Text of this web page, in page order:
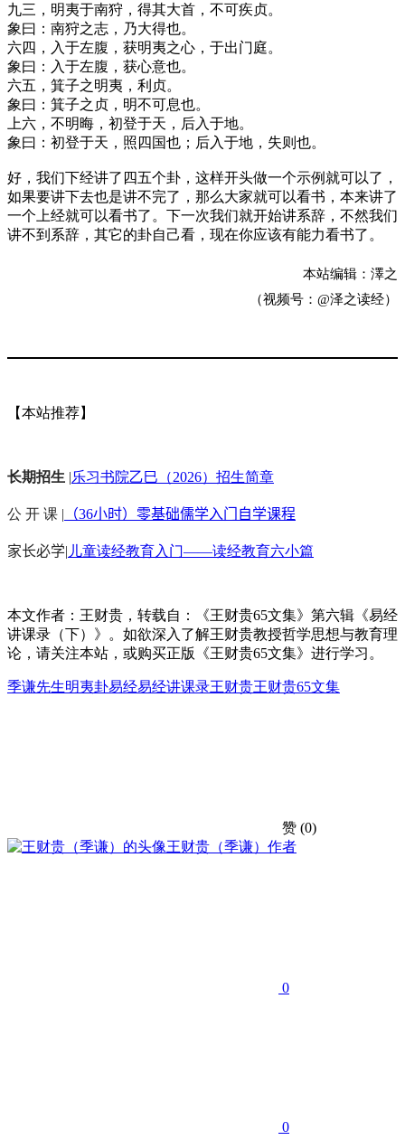
九三，明夷于南狩，得其大首，不可疾贞。
象曰：南狩之志，乃大得也。
六四，入于左腹，获明夷之心，于出门庭。
象曰：入于左腹，获心意也。
六五，箕子之明夷，利贞。
象曰：箕子之贞，明不可息也。
上六，不明晦，初登于天，后入于地。
象曰：初登于天，照四国也；后入于地，失则也。
好，我们下经讲了四五个卦，这样开头做一个示例就可以了，
如果要讲下去也是讲不完了，那么大家就可以看书，本来讲了
一个上经就可以看书了。下一次我们就开始讲系辞，不然我们
讲不到系辞，其它的卦自己看，现在你应该有能力看书了。
本站编辑：澤之
（视频号：@泽之读经）
【本站推荐】
长期招生 |乐习书院乙巳（2026）招生简章
公 开 课 | （36小时）零基础儒学入门自学课程
家长必学| 儿童读经教育入门——读经教育六小篇
本文作者：王财贵，转载自：《王财贵65文集》第六辑《易经
讲课录（下）》。如欲深入了解王财贵教授哲学思想与教育理
论，请关注本站，或购买正版《王财贵65文集》进行学习。
季谦先生明夷卦易经易经讲课录王财贵王财贵65文集
赞 (0)
王财贵（季谦） 作者
0
0